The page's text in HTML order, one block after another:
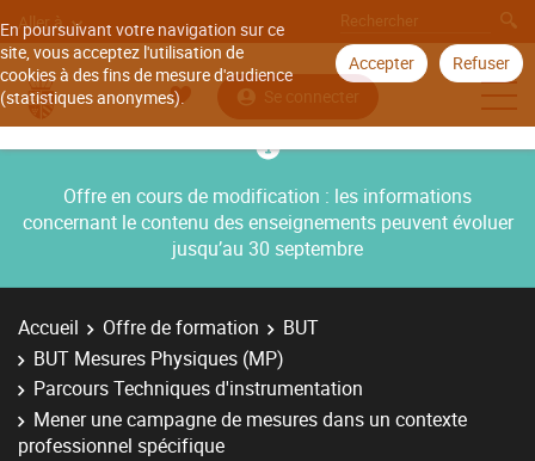
En poursuivant votre navigation sur ce
site, vous acceptez l'utilisation de
cookies à des fins de mesure d'audience
(statistiques anonymes).
Accepter Refuser
Aller à
Se connecter
Offre en cours de modification : les informations
concernant le contenu des enseignements peuvent évoluer
jusqu’au 30 septembre
Accueil Offre de formation
BUT
BUT Mesures Physiques (MP)
Parcours Techniques d'instrumentation
Mener une campagne de mesures dans un contexte
professionnel spécifique